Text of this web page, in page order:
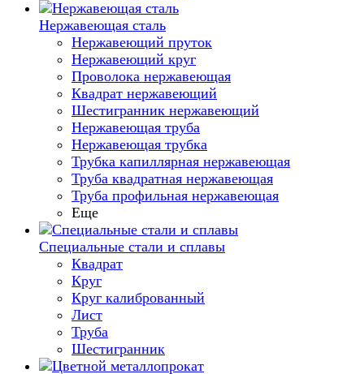
Нержавеющая сталь
Нержавеющий пруток
Нержавеющий круг
Проволока нержавеющая
Квадрат нержавеющий
Шестигранник нержавеющий
Нержавеющая труба
Нержавеющая трубка
Трубка капиллярная нержавеющая
Труба квадратная нержавеющая
Труба профильная нержавеющая
Еще
Специальные стали и сплавы
Квадрат
Круг
Круг калиброванный
Лист
Труба
Шестигранник